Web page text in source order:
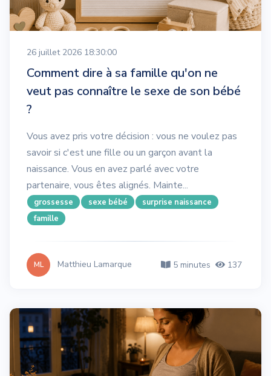
26 juillet 2026 18:30:00
Comment dire à sa famille qu'on ne
veut pas connaître le sexe de son bébé
?
Vous avez pris votre décision : vous ne voulez pas
savoir si c'est une fille ou un garçon avant la
naissance. Vous en avez parlé avec votre
partenaire, vous êtes alignés. Mainte...
grossesse sexe bébé
surprise naissance
famille
ML Matthieu Lamarque 5 minutes 137